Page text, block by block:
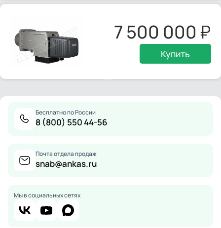
7 500 000
Купить
Бесплатно по России
8 (800) 550 44-56
Почта отдела продаж
snab@ankas.ru
Мы в социальных сетях